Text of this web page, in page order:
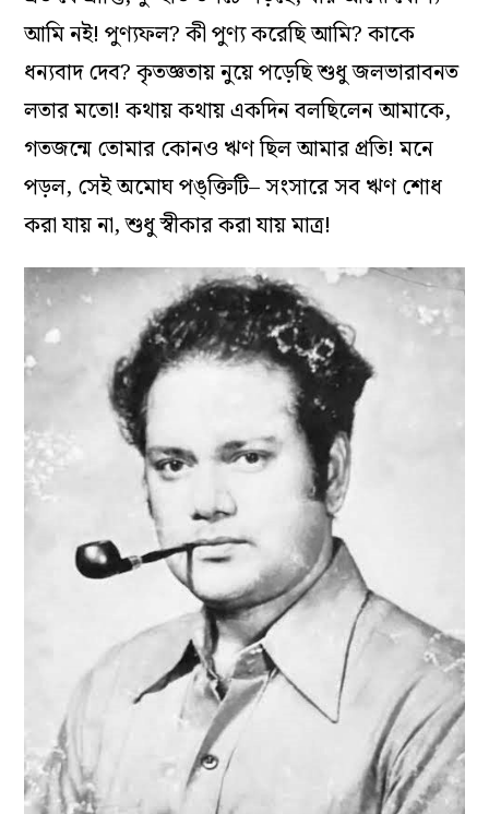
আমি নই! পুণ্যফল? কী পুণ্য করেছি আমি? কাকে
ধন্যবাদ দেব? কৃতজ্ঞতায় নুয়ে পড়েছি শুধু জলভারাবনত
লতার মতো! কথায় কথায় একদিন বলছিলেন আমাকে,
গতজন্মে তোমার কোনও ঋণ ছিল আমার প্রতি! মনে
পড়ল, সেই অমোঘপঙ্‌ক্তিটি– সংসারে সব ঋণ শোধ
করা যায় না, শুধু স্বীকার করা যায় মাত্র!